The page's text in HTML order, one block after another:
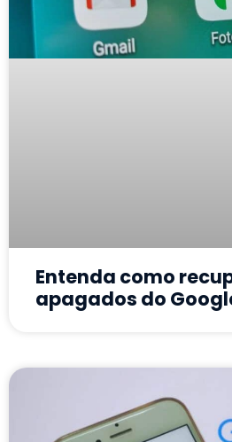
Entenda como
apagados do